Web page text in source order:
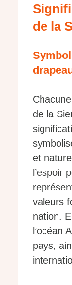
de la
de la
et
l’espoir
valeurs
nation.
l’océan
pays,